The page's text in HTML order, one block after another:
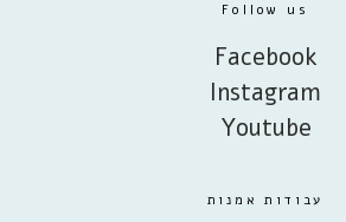
Follow us
Facebook
Instagram
Youtube
עבודות אמנות